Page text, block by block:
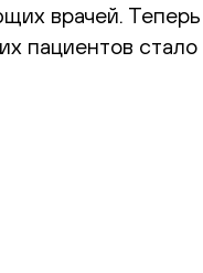
врачей.
пациентов